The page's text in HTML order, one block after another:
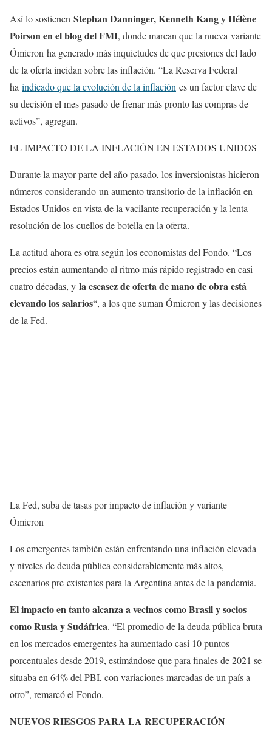
Así lo sostienen Stephan Danninger, Kenneth Kang y Hélène
Poirson en el blog del FMI, donde marcan que la nueva variante
Ómicron ha generado más inquietudes de que presiones del lado
de la oferta incidan sobre las inflación. “La Reserva Federal
ha indicado que la evolución de la inflación es un factor clave de
su decisión el mes pasado de frenar más pronto las compras de
activos”, agregan.
EL IMPACTO DE LA INFLACIÓN EN ESTADOS UNIDOS
Durante la mayor parte del año pasado, los inversionistas hicieron
números considerando un aumento transitorio de la inflación en
Estados Unidos en vista de la vacilante recuperación y la lenta
resolución de los cuellos de botella en la oferta.
La actitud ahora es otra según los economistas del Fondo. “Los
precios están aumentando al ritmo más rápido registrado en casi
cuatro décadas, y la escasez de oferta de mano de obra está
elevando los salarios“, a los que suman Ómicron y las decisiones
de la Fed.
La Fed, suba de tasas por impacto de inflación y variante
Ómicron
Los emergentes también están enfrentando una inflación elevada
y niveles de deuda pública considerablemente más altos,
escenarios pre-existentes para la Argentina antes de la pandemia.
El impacto en tanto alcanza a vecinos como Brasil y socios
como Rusia y Sudáfrica. “El promedio de la deuda pública bruta
en los mercados emergentes ha aumentado casi 10 puntos
porcentuales desde 2019, estimándose que para finales de 2021 se
situaba en 64% del PBI, con variaciones marcadas de un país a
otro”, remarcó el Fondo.
NUEVOS RIESGOS PARA LA RECUPERACIÓN